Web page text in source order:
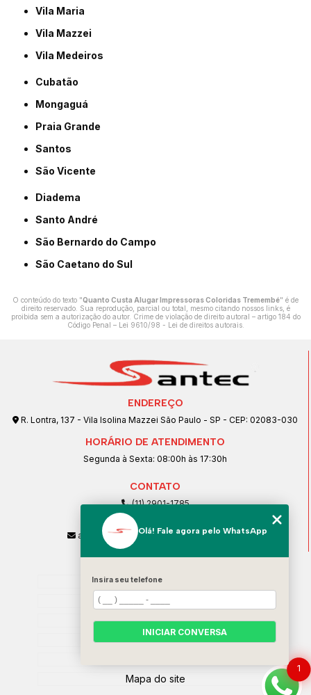
Vila Maria
Vila Mazzei
Vila Medeiros
Cubatão
Mongaguá
Praia Grande
Santos
São Vicente
Diadema
Santo André
São Bernardo do Campo
São Caetano do Sul
O conteúdo do texto "Quanto Custa Alugar Impressoras Coloridas Tremembé" é de
direito reservado. Sua reprodução, parcial ou total, mesmo citando nossos links, é
proibida sem a autorização do autor. Crime de violação de direito autoral – artigo 184 do
Código Penal – Lei 9610/98 - Lei de direitos autorais.
ENDEREÇO
R. Lontra, 137 - Vila Isolina Mazzei São Paulo - SP - CEP: 02083-030
HORÁRIO DE ATENDIMENTO
Segunda à Sexta: 08:00h às 17:30h
CONTATO
(11) 2901-1785
(11) 99239-1832
atendimento@santeccopiadoras.com.br
Home
Empresa
SERVIÇOS
Contato
Mapa do site
1
Olá! Fale agora pelo WhatsApp
Insira seu telefone
INICIAR CONVERSA